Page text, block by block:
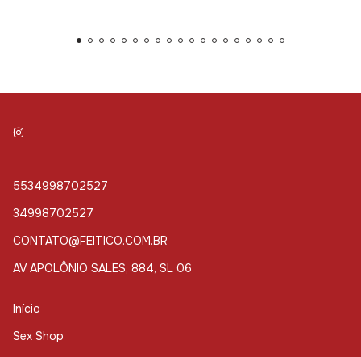
5534998702527
34998702527
CONTATO@FEITICO.COM.BR
AV APOLÔNIO SALES, 884, SL 06
Início
Sex Shop